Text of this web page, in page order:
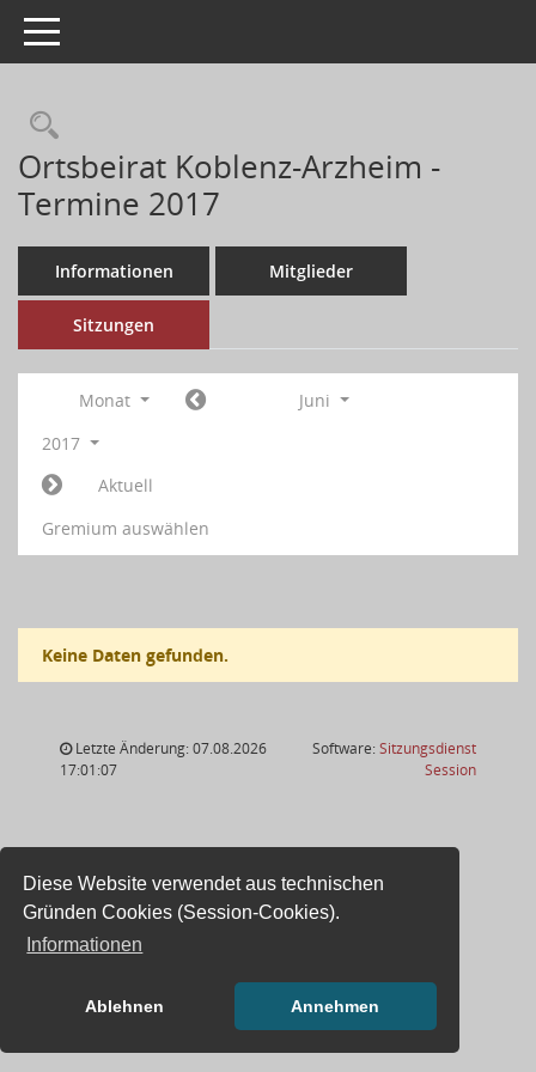
Diese Website verwendet aus technischen
Gründen Cookies (Session-Cookies).
Informationen
Ablehnen Annehmen
Toggle navigation
Ortsbeirat Koblenz-Arzheim -
Termine 2017
Informationen Mitglieder
Sitzungen
Monat
Juni
2017
Aktuell
Gremium auswählen
Keine Daten gefunden.
Letzte Änderung: 07.08.2026
17:01:07
Software:Sitzungsdienst
Session(Wird in